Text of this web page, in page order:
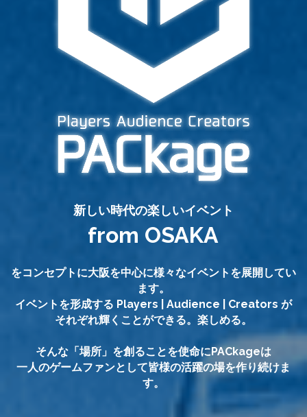
新しい時代の楽しいイベント
from OSAKA
をコンセプトに大阪を中心に様々なイベントを展開してい
ます。
イベントを形成する Players | Audience | Creators が
それぞれ輝くことができる。楽しめる。
そんな「場所」を創ることを使命にPACkageは
一人のゲームファンとして皆様の活躍の場を作り続けま
す。